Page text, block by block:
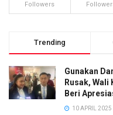
Followers
Trending
Gunakan
Rusak, Wali
Beri
10 APRIL 2025